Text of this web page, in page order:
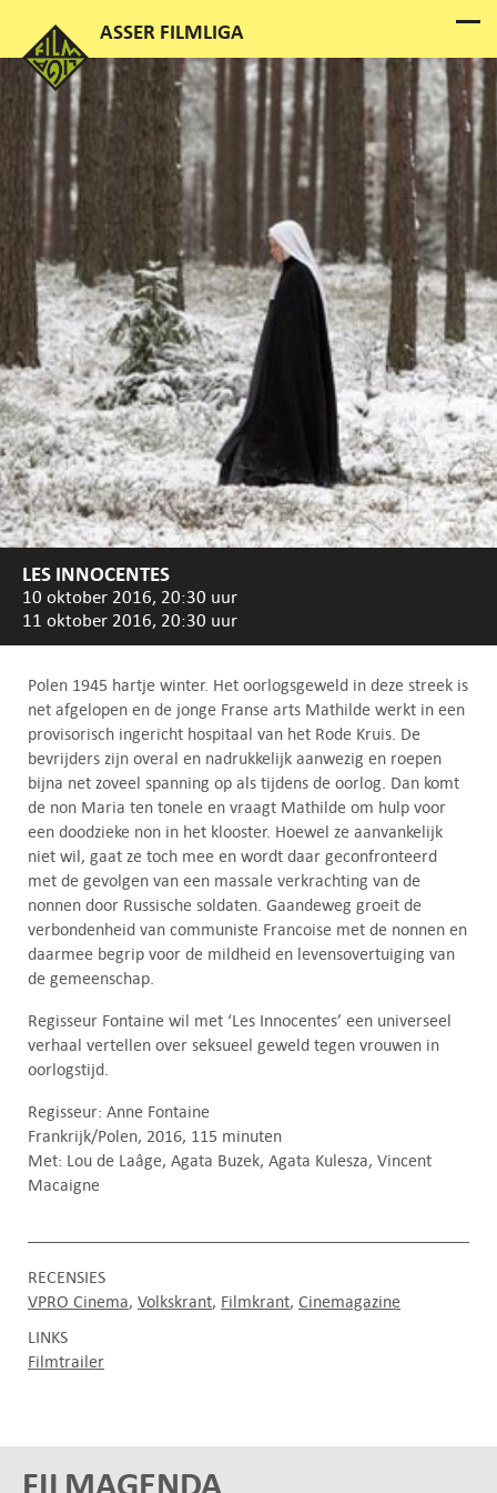
LES INNOCENTES
10 oktober 2016, 20:30 uur
11 oktober 2016, 20:30 uur
Polen 1945 hartje winter. Het oorlogsgeweld in deze streek is
net afgelopen en de jonge Franse arts Mathilde werkt in een
provisorisch ingericht hospitaal van het Rode Kruis. De
bevrijders zijn overal en nadrukkelijk aanwezig en roepen
bijna net zoveel spanning op als tijdens de oorlog. Dan komt
de non Maria ten tonele en vraagt Mathilde om hulp voor
een doodzieke non in het klooster. Hoewel ze aanvankelijk
niet wil, gaat ze toch mee en wordt daar geconfronteerd
met de gevolgen van een massale verkrachting van de
nonnen door Russische soldaten. Gaandeweg groeit de
verbondenheid van communiste Francoise met de nonnen en
daarmee begrip voor de mildheid en levensovertuiging van
de gemeenschap.
Regisseur Fontaine wil met ‘Les Innocentes’ een universeel
verhaal vertellen over seksueel geweld tegen vrouwen in
oorlogstijd.
Regisseur: Anne Fontaine
Frankrijk/Polen, 2016, 115 minuten
Met: Lou de Laâge, Agata Buzek, Agata Kulesza, Vincent
Macaigne
RECENSIES
VPRO Cinema Volkskrant Filmkrant Cinemagazine
LINKS
Filmtrailer